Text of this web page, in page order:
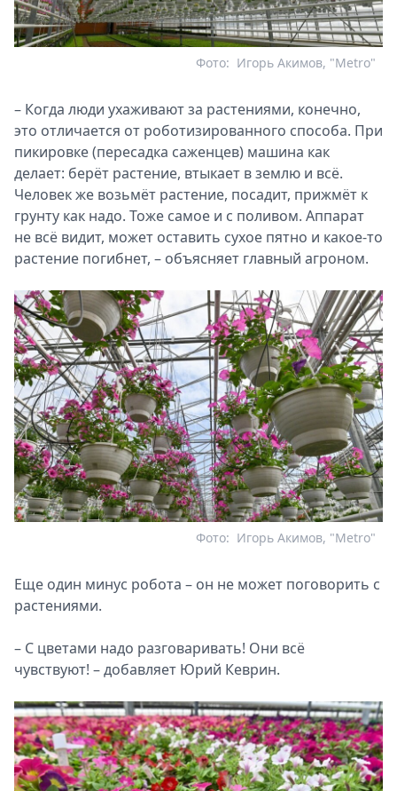
Игорь Акимов, "Metro"
Фото:
– Когда люди ухаживают за растениями, конечно,
это отличается от роботизированного способа. При
пикировке (пересадка саженцев) машина как
делает: берёт растение, втыкает в землю и всё.
Человек же возьмёт растение, посадит, прижмёт к
грунту как надо. Тоже самое и с поливом. Аппарат
не всё видит, может оставить сухое пятно и какое-то
растение погибнет, – объясняет главный агроном.
Игорь Акимов, "Metro"
Фото:
Еще один минус робота – он не может поговорить с
растениями.
– С цветами надо разговаривать! Они всё
чувствуют! – добавляет Юрий Кеврин.